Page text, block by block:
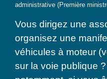
administrative (Première
Vous dirigez une
organisez une
véhicules à moteur
sur la voie publique